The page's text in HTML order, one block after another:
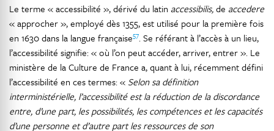
Le terme « accessibilité », dérivé du latin accessibilis,de accedere
« approcher », employé dès 1355, est utilisé pour la première fois
en 1630 dans la langue française57. Se référant à l’accès à un lieu,
l’accessibilité signifie: « où l’on peut accéder, arriver, entrer ». Le
ministère de la Culture de France a, quant à lui, récemment défini
l’accessibilité en ces termes: « Selon sa définition
interministérielle, l’accessibilité est la réduction de la discordance
entre, d’une part, les possibilités, les compétences et les capacités
d’une personne et d’autre part les ressources de son